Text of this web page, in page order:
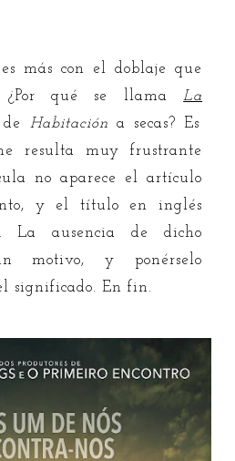
más con el doblaje que
¿Por qué se llamaLa
Habitación a secas? Es
resulta muy frustrante
no aparece el artículo
y el título en inglés
La ausencia de dicho
motivo, y ponérselo
significado. En fin.